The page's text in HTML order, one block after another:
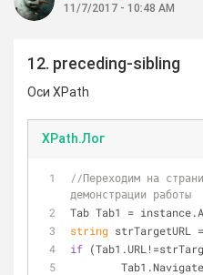
11/7/2017 - 10:48 AM
12. preceding-sibling
Оси XPath
XPath.Лог
//Переходим на
демонстрации работы
Tab Tab1 =
string strTargetURL =
if